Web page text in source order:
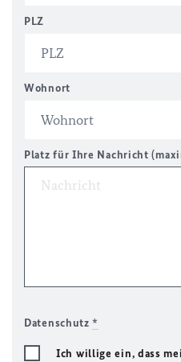
PLZ
Wohnort
Platz für Ihre Nachricht
Datenschutz*
Ich willige ein, dass